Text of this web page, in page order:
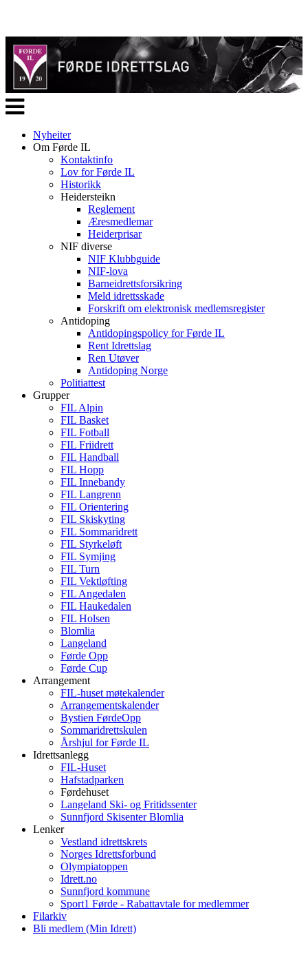
Veksle
navigasjon
Nyheiter
Om Førde IL
Kontaktinfo
Lov for Førde IL
Historikk
Heidersteikn
Reglement
Æresmedlemar
Heiderprisar
NIF diverse
NIF Klubbguide
NIF-lova
Barneidrettsforsikring
Meld idrettsskade
Forskrift om elektronisk medlemsregister
Antidoping
Antidopingspolicy for Førde IL
Rent Idrettslag
Ren Utøver
Antidoping Norge
Politiattest
Grupper
FIL Alpin
FIL Basket
FIL Fotball
FIL Friidrett
FIL Handball
FIL Hopp
FIL Innebandy
FIL Langrenn
FIL Orientering
FIL Skiskyting
FIL Sommaridrett
FIL Styrkeløft
FIL Symjing
FIL Turn
FIL Vektløfting
FIL Angedalen
FIL Haukedalen
FIL Holsen
Blomlia
Langeland
Førde Opp
Førde Cup
Arrangement
FIL-huset møtekalender
Arrangementskalender
Bystien FørdeOpp
Sommaridrettskulen
Årshjul for Førde IL
Idrettsanlegg
FIL-Huset
Hafstadparken
Førdehuset
Langeland Ski- og Fritidssenter
Sunnfjord Skisenter Blomlia
Lenker
Vestland idrettskrets
Norges Idrettsforbund
Olympiatoppen
Idrett.no
Sunnfjord kommune
Sport1 Førde - Rabattavtale for medlemmer
Filarkiv
Bli medlem (Min Idrett)